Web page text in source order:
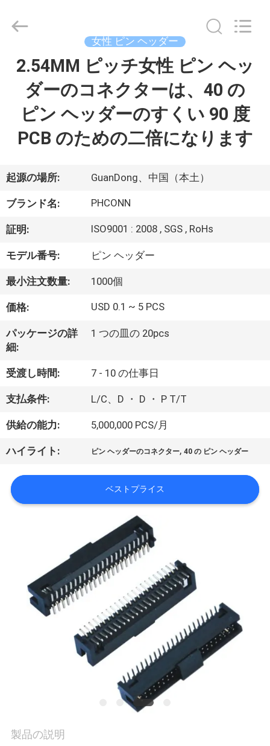
家
ク
ト
私
達
つ
い
て
工
場
旅
行
絡
2015
Electronics
女性 ピン ヘッダー
2.54MM ピッチ女性 ピン ヘッ
ダーのコネクターは、40 の
ピン ヘッダーのすくい 90 度
PCB のための二倍になります
起源の場所: GuanDong、中国（本土）
ブランド名: PHCONN
証明: ISO9001 : 2008 , SGS , RoHs
モデル番号: ピン ヘッダー
最小注文数量: 1000個
価格: USD 0.1 ~ 5 PCS
パッケージの詳
細:
1 つの皿の 20pcs
受渡し時間: 7 - 10 の仕事日
支払条件: L/C、D ・ D ・ P T/T
供給の能力: 5,000,000 PCS/月
ハイライト: ピン ヘッダーのコネクター,40 の ピン ヘッダー
ベストプライス
製品の説明